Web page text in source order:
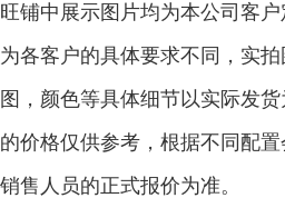
旺铺中展示图片均为本公司客
为各客户的具体要求不同，实
图，颜色等具体细节以实际发
的价格仅供参考，根据不同配
销售人员的正式报价为准。